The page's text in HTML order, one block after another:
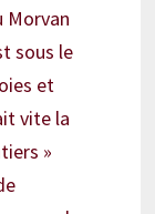
Morvan
sous le
et
vite la
»